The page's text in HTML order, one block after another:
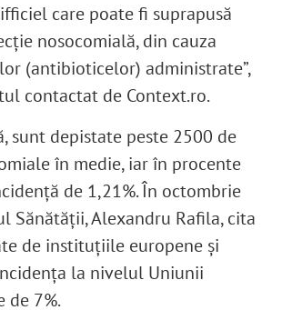
care poate fi suprapusă
nosocomială, din cauza
(antibioticelor) administrate”,
contactat de Context.ro.
sunt depistate peste 2500 de
în medie, iar în procente
de 1,21%. În octombrie
Sănătății, Alexandru Rafila, cita
de instituțiile europene și
la nivelul Uniunii
de 7%.